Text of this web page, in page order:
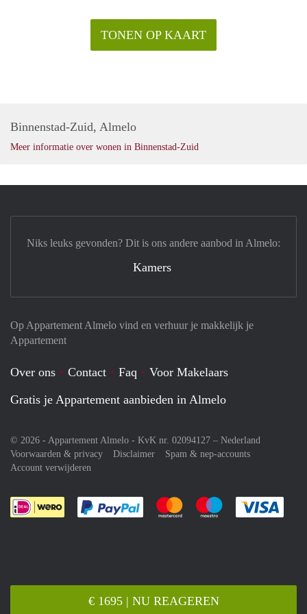
€ 1695 | NU REAGEREN
TONEN OP KAART
Binnenstad-Zuid, Almelo
Meer informatie over wonen in Binnenstad-Zuid
Op Appartement Almelo vind en verhuur je makkelijk je
Appartement
Over ons Contact Faq
Voor Makelaars
Gratis je Appartement aanbieden in Almelo
© 2026 - Appartement Almelo - KvK nr. 02094127 – Nederland
Voorwaarden & privacy
Disclaimer
Spam & nep-accounts
Account verwijderen
Je rekent gemakkelijk af met Paypal
Je rekent gemakkelijk af met
Je rekent
Niks leuks gevonden? Dit is ons andere aanbod in Almelo:
Kamers